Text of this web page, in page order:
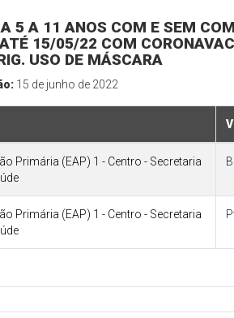
5 A 11 ANOS COM E SEM
15/05/22 COM
USO DE MÁSCARA
15 de junho de 2022
Primária (EAP) 1 - Centro - Secretaria
Primária (EAP) 1 - Centro - Secretaria